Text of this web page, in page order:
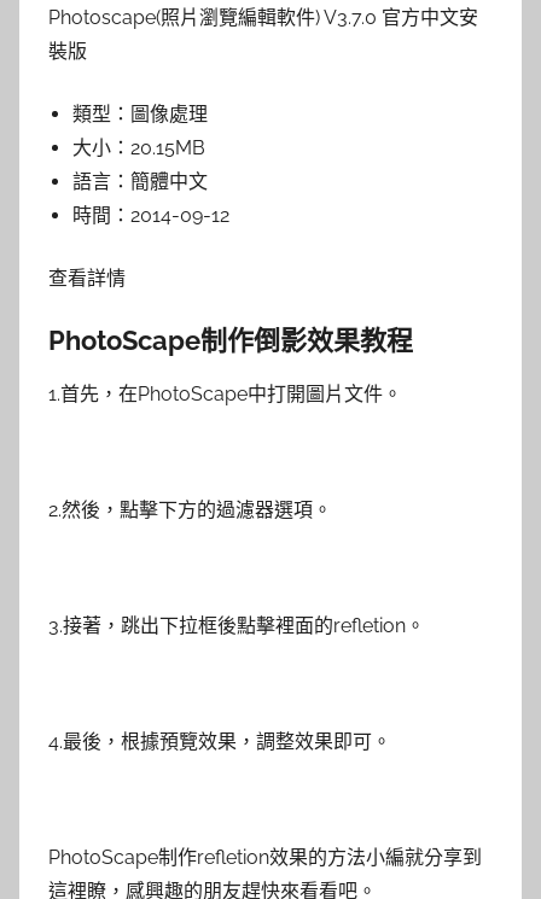
Photoscape(照片瀏覽編輯軟件) V3.7.0 官方中文安
裝版
類型： 圖像處理
大小： 20.15MB
語言： 簡體中文
時間： 2014-09-12
查看詳情
PhotoScape制作倒影效果教程
1.首先，在PhotoScape中打開圖片文件。
2.然後，點擊下方的過濾器選項。
3.接著，跳出下拉框後點擊裡面的refletion。
4.最後，根據預覽效果，調整效果即可。
PhotoScape制作refletion效果的方法小編就分享到
這裡瞭，感興趣的朋友趕快來看看吧。